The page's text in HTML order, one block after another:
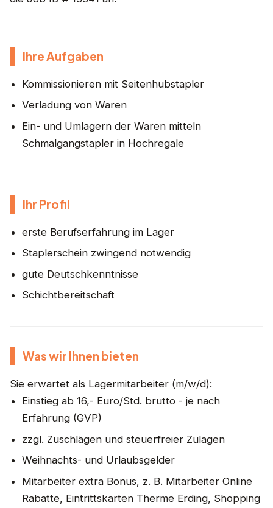
Ihre Aufgaben
Kommissionieren mit Seitenhubstapler
Verladung von Waren
Ein- und Umlagern der Waren mitteln
Schmalgangstapler in Hochregale
Ihr Profil
erste Berufserfahrung im Lager
Staplerschein zwingend notwendig
gute Deutschkenntnisse
Schichtbereitschaft
Was wir Ihnen bieten
Sie erwartet als Lagermitarbeiter (m/w/d):
Einstieg ab 16,- Euro/Std. brutto - je nach
Erfahrung (GVP)
zzgl. Zuschlägen und steuerfreier Zulagen
Weihnachts- und Urlaubsgelder
Mitarbeiter extra Bonus, z. B. Mitarbeiter Online
Rabatte, Eintrittskarten Therme Erding, Shopping